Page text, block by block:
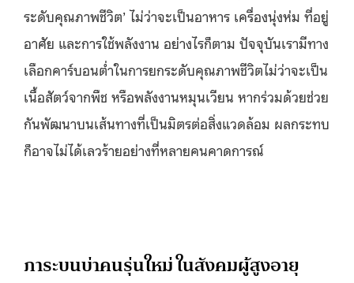
ระดับคุณภาพชีวิต’ ไม่ว่าจะเป็นอาหาร เครื่องนุ่งห่ม ที่อยู่
อาศัย และการใช้พลังงาน อย่างไรก็ตาม ปัจจุบันเรามีทาง
เลือกคาร์บอนต่ำในการยกระดับคุณภาพชีวิตไม่ว่าจะเป็น
เนื้อสัตว์จากพืช หรือพลังงานหมุนเวียน หากร่วมด้วยช่วย
กันพัฒนาบนเส้นทางที่เป็นมิตรต่อสิ่งแวดล้อม ผลกระทบ
ก็อาจไม่ได้เลวร้ายอย่างที่หลายคนคาดการณ์
ภาระบนบ่าคนรุ่นใหม่ ในสังคมผู้สูงอายุ